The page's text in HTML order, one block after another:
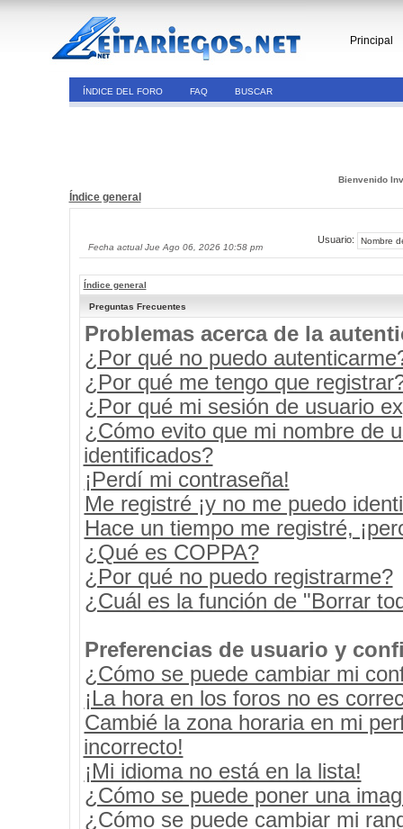
Principal
ÍNDICE DEL FORO FAQ BUSCAR
Bienvenido
Índice general
Fecha actual Jue Ago 06, 2026 10:58 pm
Usuario:
Índice general
Preguntas Frecuentes
Problemas acerca de la
¿Por qué no puedo
¿Por qué me tengo que
¿Por qué mi sesión de usuario
¿Cómo evito que mi nombre de
identificados?
¡Perdí mi contraseña!
Me registré ¡y no me puedo
Hace un tiempo me registré,
¿Qué es COPPA?
¿Por qué no puedo registrarme?
¿Cuál es la función de "Borrar
Preferencias de usuario y
¿Cómo se puede cambiar mi
¡La hora en los foros no es
Cambié la zona horaria en mi
incorrecto!
¡Mi idioma no está en la lista!
¿Cómo se puede poner una
¿Cómo se puede cambiar mi